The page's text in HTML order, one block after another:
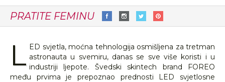
PRATITE FEMINU
L ED svjetla, moćna tehnologija osmišljena za tretman
astronauta u svemiru, danas se sve više koristi i u
industriji ljepote. Švedski skintech brand FOREO
među prvima je prepoznao prednosti LED svjetlosne